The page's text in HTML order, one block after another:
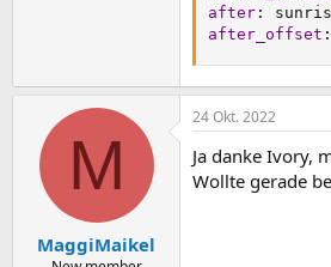
after :
after_offset :
M
MaggiMaikel
24 Okt. 2022
Ja danke Ivory,
Wollte gerade